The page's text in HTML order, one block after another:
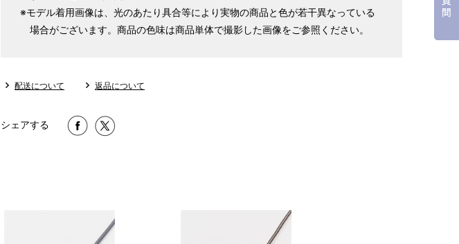
※モデル着用画像は、光のあたり具合等により実物の商品と色が若干異なっている
場合がございます。商品の色味は商品単体で撮影した画像をご参照ください。
配送について 返品について
シェアする